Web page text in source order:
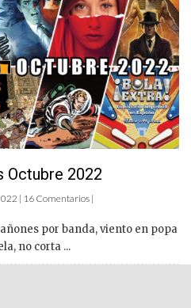
Octubre 2022
| 16 Comentarios |
por banda, viento en popa
no corta ...